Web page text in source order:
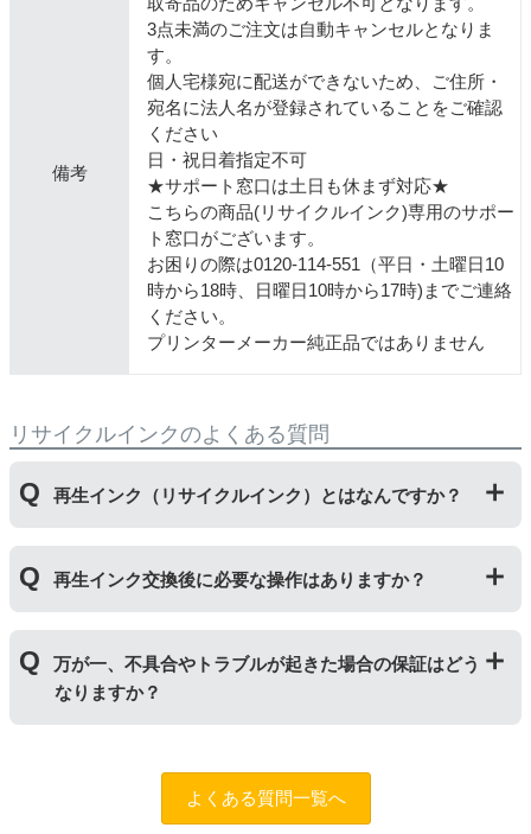
備考
3点未満のご注文は自動キャンセルとなりま
す。
個人宅様宛に配送ができないため、ご住所・
宛名に法人名が登録されていることをご確認
ください
日・祝日着指定不可
★サポート窓口は土日も休まず対応★
こちらの商品(リサイクルインク)専用のサポー
ト窓口がございます。
お困りの際は0120-114-551（平日・土曜日10
時から18時、日曜日10時から17時)までご連絡
ください。
プリンターメーカー純正品ではありません
リサイクルインクのよくある質問
再生インク（リサイクルインク）とはなんですか？
にて洗浄やインク充填をしたうえで、再度販売している
商品です。純正品に比べて、印刷代を節約することがで
再生インク交換後に必要な操作はありますか？
無効操作」が必要となる場合がございます。プリンター
やパソコンにインク残量は表示されなくなりますが、ス
トップボタンを5秒以上押していただくとご使用いただ
純正品と同様にインク残量表示が必要なお客様は商品名
[残量表示あり]と記載された商品
をお買い求めくださ
万が一、不具合やトラブルが起きた場合の保証はどう
なりますか？
お問い合わせフォーム
よくある質問一覧へ